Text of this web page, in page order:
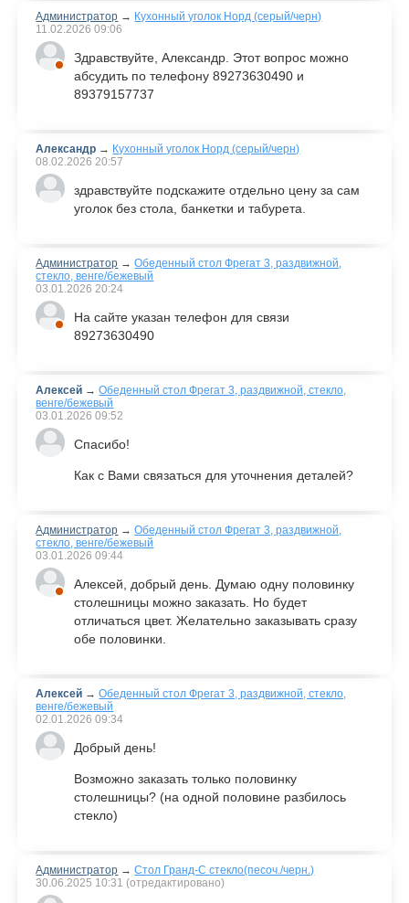
Администратор → Кухонный уголок Норд (серый/черн)
11.02.2026 09:06
Здравствуйте, Александр. Этот вопрос можно
абсудить по телефону 89273630490 и
89379157737
Александр → Кухонный уголок Норд (серый/черн)
08.02.2026 20:57
здравствуйте подскажите отдельно цену за сам
уголок без стола, банкетки и табурета.
Администратор →Обеденный стол Фрегат 3, раздвижной,
стекло, венге/бежевый
03.01.2026 20:24
На сайте указан телефон для связи
89273630490
Алексей →Обеденный стол Фрегат 3, раздвижной, стекло,
венге/бежевый
03.01.2026 09:52
Спасибо!
Как с Вами связаться для уточнения деталей?
Администратор →Обеденный стол Фрегат 3, раздвижной,
стекло, венге/бежевый
03.01.2026 09:44
Алексей, добрый день. Думаю одну половинку
столешницы можно заказать. Но будет
отличаться цвет. Желательно заказывать сразу
обе половинки.
Алексей →Обеденный стол Фрегат 3, раздвижной, стекло,
венге/бежевый
02.01.2026 09:34
Добрый день!
Возможно заказать только половинку
столешницы? (на одной половине разбилось
стекло)
Администратор →Стол Гранд-С стекло(песоч./черн.)
30.06.2025 10:31 (отредактировано)